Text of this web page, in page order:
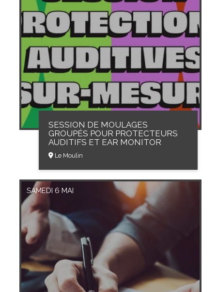
SESSION DE MOULAGES
GROUPÉS POUR PROTECTEURS
AUDITIFS ET EAR MONITOR
Le Moulin
SAMEDI 6 MAI